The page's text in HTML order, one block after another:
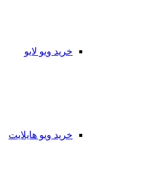
خرید ویو لایو
خرید ویو هایلایت